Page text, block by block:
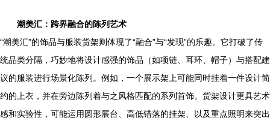
潮美汇：跨界融合的陈列艺术
“潮美汇”的饰品与服装货架则体现了“融合”与“发现”的乐趣。它打破了传
统品类分隔，巧妙地将设计感强的饰品（如项链、耳环、帽子）与搭配建
议的服装进行场景化陈列。例如，一个展示架上可能同时挂着一件设计简
约的上衣，并在旁边陈列着与之风格匹配的系列首饰。货架设计更具艺术
感和实验性，可能运用圆形展台、高低错落的挂架、以及重点照明来突出